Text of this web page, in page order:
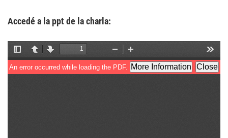
Accedé a la ppt de la charla: